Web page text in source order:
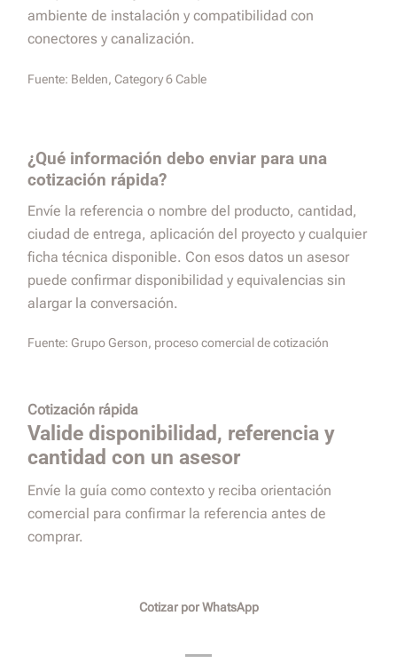
ambiente de instalación y compatibilidad con
conectores y canalización.
Fuente: Belden, Category 6 Cable
¿Qué información debo enviar para una
cotización rápida?
Envíe la referencia o nombre del producto, cantidad,
ciudad de entrega, aplicación del proyecto y cualquier
ficha técnica disponible. Con esos datos un asesor
puede confirmar disponibilidad y equivalencias sin
alargar la conversación.
Fuente: Grupo Gerson, proceso comercial de cotización
Cotización rápida
Valide disponibilidad, referencia y
cantidad con un asesor
Envíe la guía como contexto y reciba orientación
comercial para confirmar la referencia antes de
comprar.
Cotizar por WhatsApp